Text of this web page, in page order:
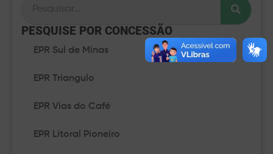
PESQUISE POR CONCESSÃO​
EPR Sul de Minas
EPR Triangulo
EPR Vias do Café
EPR Litoral Pioneiro